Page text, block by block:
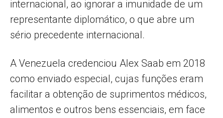
internacional, ao ignorar a imunidade de um
representante diplomático, o que abre um
sério precedente internacional.
A Venezuela credenciou Alex Saab em 2018
como enviado especial, cujas funções eram
facilitar a obtenção de suprimentos médicos,
alimentos e outros bens essenciais, em face